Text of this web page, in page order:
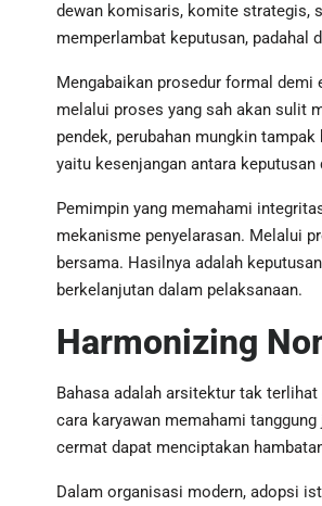
dewan komisaris, komite strategis,
memperlambat keputusan, padahal
Mengabaikan prosedur formal
melalui proses yang sah akan sulit
pendek, perubahan mungkin
yaitu kesenjangan antara
Pemimpin yang memahami
mekanisme penyelarasan. Melalui
bersama. Hasilnya adalah
berkelanjutan dalam pelaksanaan.
Harmonizing
Bahasa adalah arsitektur tak
cara karyawan memahami
cermat dapat menciptakan
Dalam organisasi modern, adopsi